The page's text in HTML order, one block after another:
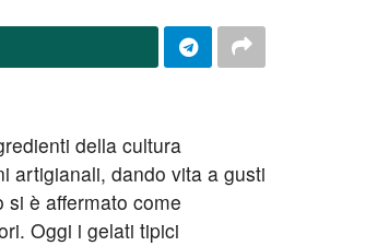
della cultura
artigianali, dando vita a gusti
è affermato come
Oggi i gelati tipici